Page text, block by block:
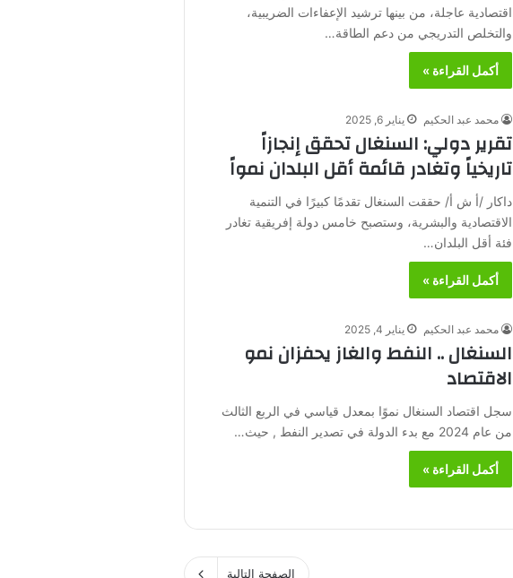
اقتصادية عاجلة، من بينها ترشيد الإعفاءات الضريبية،
والتخلص التدريجي من دعم الطاقة…
أكمل القراءة »
محمد عبد الحكيم يناير 6, 2025
تقرير دولي: السنغال تحقق إنجازاً
تاريخياً وتغادر قائمة أقل البلدان نمواً
داكار /أ ش أ/ حققت السنغال تقدمًا كبيرًا في التنمية
الاقتصادية والبشرية، وستصبح خامس دولة إفريقية تغادر
فئة أقل البلدان…
أكمل القراءة »
محمد عبد الحكيم يناير 4, 2025
السنغال .. النفط والغاز يحفزان نمو
الاقتصاد
سجل اقتصاد السنغال نموًا بمعدل قياسي في الربع الثالث
من عام 2024 مع بدء الدولة في تصدير النفط , حيث…
أكمل القراءة »
الصفحة التالية